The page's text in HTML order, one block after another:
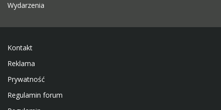
Wydarzenia
Kontakt
Reklama
Prywatność
Regulamin forum